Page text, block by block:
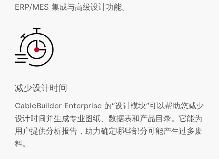
ERP/MES 集成与高级设计功能。
减少设计时间
CableBuilder Enterprise 的“设计模块”可以帮助您减少
设计时间并生成专业图纸、数据表和产品目录。它能为
用户提供分析报告，助力确定哪些部分可能产生过多废
料。